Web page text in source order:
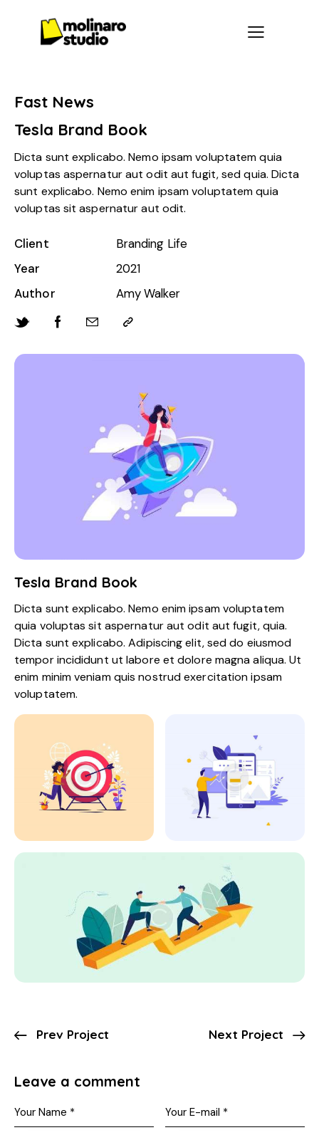
Fast News
Tesla Brand Book
Dicta sunt explicabo. Nemo enim ipsam voluptatem
quia voluptas sit aspernatur aut odit aut fugit, quia.
Dicta sunt explicabo. Adipiscing elit, sed do eiusmod
tempor incididunt ut labore et dolore magna aliqua. Ut
enim minim veniam quis nostrud exercitation ipsam
voluptatem.
Tesla Brand Book
Dicta sunt explicabo. Nemo ipsam voluptatem quia
voluptas aspernatur aut odit aut fugit, sed quia. Dicta
sunt explicabo. Nemo enim ipsam voluptatem quia
voluptas sit aspernatur aut odit.
Client
Branding Life
Year
2021
Author
Amy Walker
Prev Project Next Project
Leave a comment